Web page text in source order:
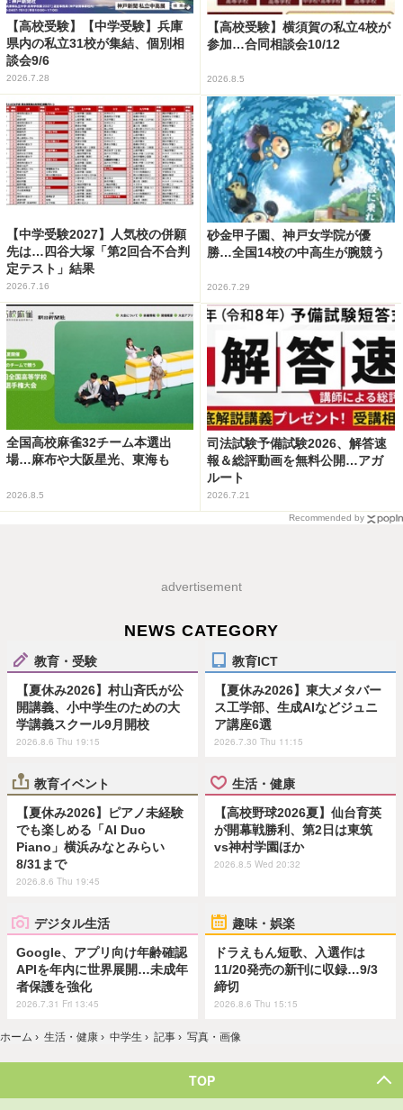
【高校受験】【中学受験】兵庫
県内の私立31校が集結、個別相
談会9/6
2026.7.28
【高校受験】横須賀の私立4校が
参加…合同相談会10/12
2026.8.5
【中学受験2027】人気校の併願
先は…四谷大塚「第2回合不合判
定テスト」結果
2026.7.16
砂金甲子園、神戸女学院が優
勝…全国14校の中高生が腕競う
2026.7.29
全国高校麻雀32チーム本選出
場…麻布や大阪星光、東海も
2026.8.5
司法試験予備試験2026、解答速
報＆総評動画を無料公開…アガ
ルート
2026.7.21
Recommended by
advertisement
NEWS CATEGORY
教育・受験
【夏休み2026】村山斉氏が公
開講義、小中学生のための大
学講義スクール9月開校
2026.8.6 Thu 19:15
教育ICT
【夏休み2026】東大メタバー
ス工学部、生成AIなどジュニ
ア講座6選
2026.7.30 Thu 11:15
教育イベント
【夏休み2026】ピアノ未経験
でも楽しめる「AI Duo
Piano」横浜みなとみらい
8/31まで
2026.8.6 Thu 19:45
生活・健康
【高校野球2026夏】仙台育英
が開幕戦勝利、第2日は東筑
vs神村学園ほか
2026.8.5 Wed 20:32
デジタル生活
Google、アプリ向け年齢確認
APIを年内に世界展開…未成年
者保護を強化
2026.7.31 Fri 13:45
趣味・娯楽
ドラえもん短歌、入選作は
11/20発売の新刊に収録…9/3
締切
2026.8.6 Thu 15:15
ホーム › 生活・健康 › 中学生 › 記事 › 写真・画像
TOP